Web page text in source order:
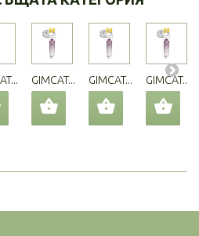
GIMCAT... GIMCAT... GIMCAT...